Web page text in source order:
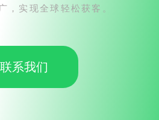
，实现全球轻松获客。
联系我们